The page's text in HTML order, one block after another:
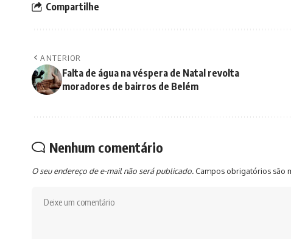
Compartilhe
ANTERIOR
Falta de água na véspera de Natal revolta
moradores de bairros de Belém
Nenhum comentário
O seu endereço de e-mail não será publicado. Campos obrigatórios são